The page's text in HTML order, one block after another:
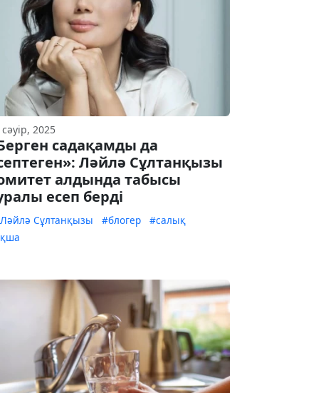
2025
садақамды да
Ләйлә Сұлтанқызы
алдында табысы
есеп берді
Сұлтанқызы #блогер
#салық